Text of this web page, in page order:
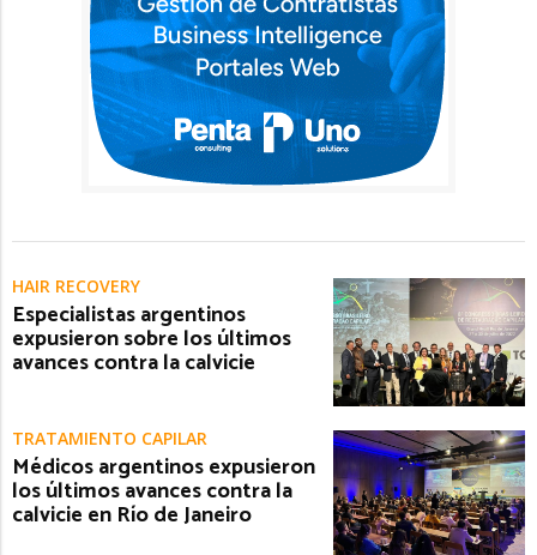
HAIR RECOVERY
Especialistas argentinos
expusieron sobre los últimos
avances contra la calvicie
TRATAMIENTO CAPILAR
Médicos argentinos expusieron
los últimos avances contra la
calvicie en Río de Janeiro